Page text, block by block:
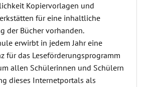
Kopiervorlagen und
für eine inhaltliche
der Bücher vorhanden.
erwirbt in jedem Jahr eine
für das Leseförderungsprogramm
allen Schülerinnen und Schülern
dieses Internetportals als